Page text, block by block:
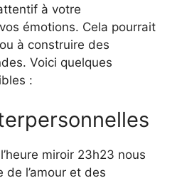
à votre
émotions. Cela pourrait
à construire des
Voici quelques
:
miroir 23h23 nous
de l’amour et des